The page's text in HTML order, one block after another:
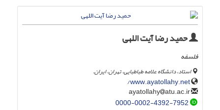
حمید رضا آیت اللهی
فلسفه
استاد، دانشگاه علامه طباطبایی، تهران، ایران.
www.ayatollahy.net/
atu.ac.ir
0000-0002-4392-7952